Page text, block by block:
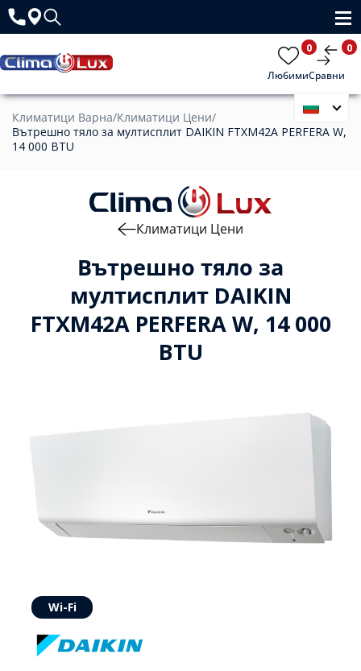
Любими
0
Сравни
0
Климатици Варна/Климатици Цени/
Вътрешно тяло за мултисплит DAIKIN FTXM42A PERFERA W,
14 000 BTU
Вътрешно тяло за
мултисплит DAIKIN
FTXM42A PERFERA W, 14 000
BTU
Климатици Цени
Wi-Fi